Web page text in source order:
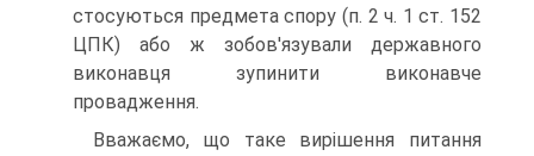
стосуються предмета спору (п. 2 ч. 1 ст. 152
ЦПК) або ж зобов'язували державного
виконавця зупинити виконавче
провадження.
Вважаємо, що таке вирішення питання